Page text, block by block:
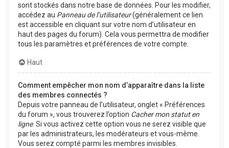
sont stockés dans notre base de données. Pour les modifier,
accédez au Panneau de l’utilisateur(généralement ce lien
est accessible en cliquant sur votre nom d’utilisateur en
haut des pages du forum). Cela vous permettra de modifier
tous les paramètres et préférences de votre compte.
Haut
Comment empêcher mon nom d’apparaître dans la liste
des membres connectés ?
Depuis votre panneau de l’utilisateur, onglet « Préférences
du forum », vous trouverez l’option Cacher mon statut en
ligne. Si vous activez cette option vous ne serez visible que
par les administrateurs, les modérateurs et vous-même.
Vous serez compté parmi les membres invisibles.